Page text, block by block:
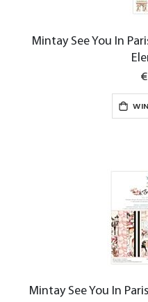
Mintay See You In
Mintay See You In